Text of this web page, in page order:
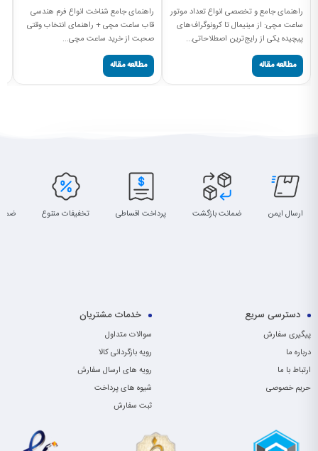
راهنمای جامع و تخصصی انواع تعداد موتور
ساعت مچی: از مینیمال تا کرونوگراف‌های
پیچیده یکی از رایج‌ترین اصطلاحاتی...
مطالعه مقاله
راهنمای جامع شناخت انواع فرم هندسی
قاب ساعت مچی + راهنمای انتخاب وقتی
صحبت از خرید ساعت مچی...
مطالعه مقاله
ارسال ایمن ضمانت بازگشت پرداخت اقساطی تخفیفات متنوع
دسترسی سریع
پیگیری سفارش
درباره ما
ارتباط با ما
حریم خصوصی
خدمات مشتریان
سوالات متداول
رویه بازگردانی کالا
رویه های ارسال سفارش
شیوه های پرداخت
ثبت سفارش